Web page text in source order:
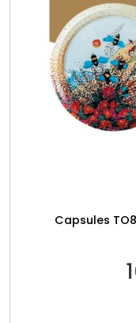
Capsules